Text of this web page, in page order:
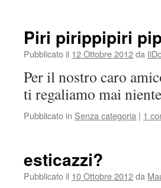
Piri pirippipiri
Pubblicato il 12 Ottobre 2012da
Per il nostro caro
ti regaliamo mai
Pubblicato in Senza categoria | 1
esticazzi?
Pubblicato il 10 Ottobre 2012da